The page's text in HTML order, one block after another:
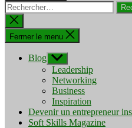
Rechercher :
Fermer
la
recherche
Fermer le menu
Blog Afficher
le
sous-
menu
Leadership
Networking
Business
Inspiration
Devenir un entrepreneur
Soft Skills Magazine